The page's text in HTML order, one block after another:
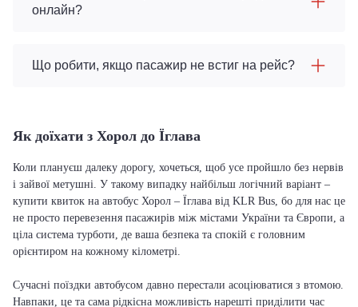
онлайн?
Що робити, якщо пасажир не встиг на рейс?
Як доїхати з Хорол до Їглава
Коли плануєш далеку дорогу, хочеться, щоб усе пройшло без нервів
і зайвої метушні. У такому випадку найбільш логічний варіант –
купити квиток на автобус Хорол – Їглава від KLR Bus, бо для нас це
не просто перевезення пасажирів між містами України та Європи, а
ціла система турботи, де ваша безпека та спокій є головним
орієнтиром на кожному кілометрі.
Сучасні поїздки автобусом давно перестали асоціюватися з втомою.
Навпаки, це та сама рідкісна можливість нарешті приділити час